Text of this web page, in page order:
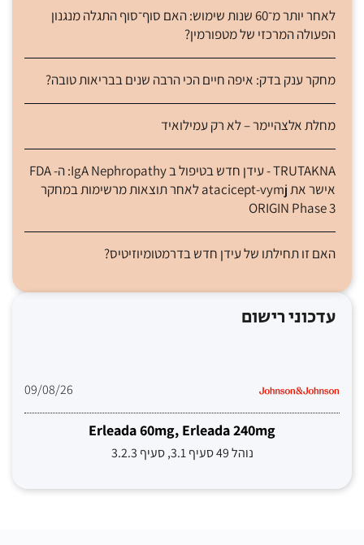
לאחר יותר מ־60 שנות שימוש: האם סוף־סוף התגלה מנגנון
הפעולה המרכזי של מטפורמין?
מחקר ענק בדק: איפה חיים הכי הרבה שנים בבריאות טובה?
מחלת אלצהיימר – לא רק עמילואיד
TRUTAKNA - עידן חדש בטיפול ב IgA Nephropathy: ה- FDA
אישר את atacicept-vymj לאחר תוצאות מרשימות במחקר
ORIGIN Phase 3
האם זו תחילתו של עידן חדש בדרמטומיוזיטיס?
עדכוני רישום
09/08/26
Erleada 60mg, Erleada 240mg
נוהל 49 סעיף 3.1, סעיף 3.2.3